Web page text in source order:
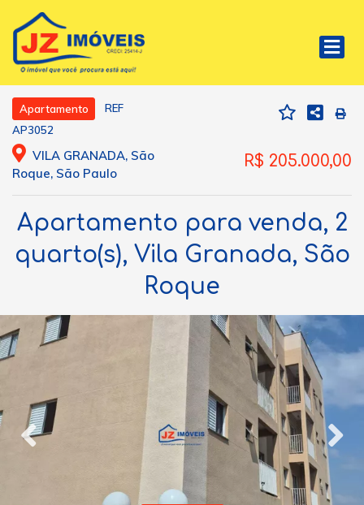
Apartamento
REF
AP3052
VILA GRANADA, São
Roque, São Paulo
R$ 205.000,00
Apartamento para venda, 2
quarto(s), Vila Granada, São
Roque